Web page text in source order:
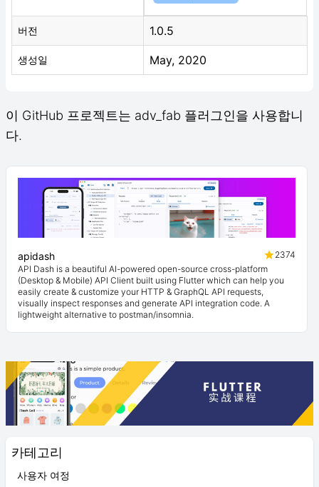
카테고리
사용자 여정
버전 1.0.5
생성일 May, 2020
이 GitHub 프로젝트는 adv_fab 플러그인을 사용합니
다.
apidash
2374
API Dash is a beautiful AI-powered open-source cross-platform
(Desktop & Mobile) API Client built using Flutter which can help you
easily create & customize your HTTP & GraphQL API requests,
visually inspect responses and generate API integration code. A
lightweight alternative to postman/insomnia.